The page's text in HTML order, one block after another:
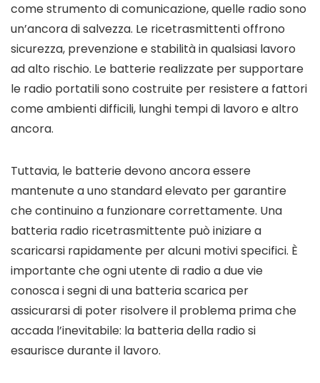
come strumento di comunicazione, quelle radio sono
un’ancora di salvezza. Le ricetrasmittenti offrono
sicurezza, prevenzione e stabilità in qualsiasi lavoro
ad alto rischio. Le batterie realizzate per supportare
le radio portatili sono costruite per resistere a fattori
come ambienti difficili, lunghi tempi di lavoro e altro
ancora.
Tuttavia, le batterie devono ancora essere
mantenute a uno standard elevato per garantire
che continuino a funzionare correttamente. Una
batteria radio ricetrasmittente può iniziare a
scaricarsi rapidamente per alcuni motivi specifici. È
importante che ogni utente di radio a due vie
conosca i segni di una batteria scarica per
assicurarsi di poter risolvere il problema prima che
accada l’inevitabile: la batteria della radio si
esaurisce durante il lavoro.